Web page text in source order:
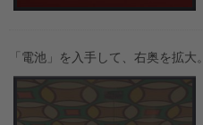
「電池」を入手して、右奥を拡大。